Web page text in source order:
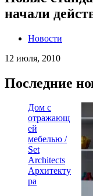
начали
Новости
12 июля, 2010
Последние
Дом с
отражающ
ей
мебелью /
Set
Architects
Архитекту
ра